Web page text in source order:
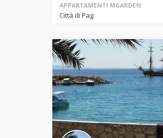
APPARTAMENTI MGARDEN
Città di Pag